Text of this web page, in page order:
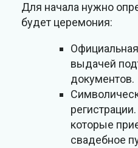
Для начала нужно
будет церемония:
выдачей
документов.
которые
свадебное